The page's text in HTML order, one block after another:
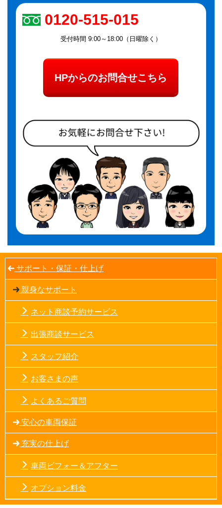
0120-515-015
受付時間 9:00～18:00（日曜除く）
HPからのお問合せこちら
サポート・保証・仕上げ
親身なサポート
ネット商談予約サービス
出張商談サービス
スタッフ紹介
お客さまの声
よくあるご質問
安心の車両保証
充実の仕上げ
車両ビフォー＆アフター
オプション料金